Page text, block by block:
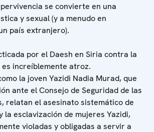
se convierte en una
y sexual (y a menudo en
país extranjero).
por el Daesh en Siria contra la
es increíblemente atroz.
la joven Yazidi Nadia Murad, que
ante el Consejo de Seguridad de las
relatan el asesinato sistemático de
la esclavización de mujeres Yazidi,
violadas y obligadas a servir a